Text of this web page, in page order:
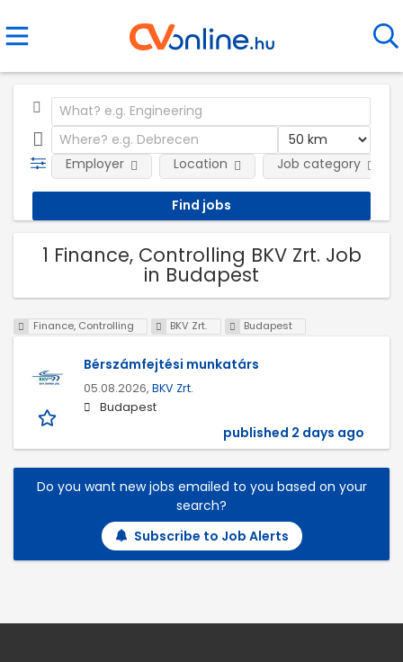
Employer Location Job category
1 Finance, Controlling BKV Zrt. Job
in Budapest
Finance, Controlling BKV Zrt. Budapest
Bérszámfejtési munkatárs
05.08.2026, BKV Zrt.
Budapest
published 2 days ago
Do you want new jobs emailed to you based on your
search?
Subscribe to Job Alerts